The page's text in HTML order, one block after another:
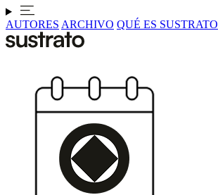
AUTORES ARCHIVO QUÉ ES SUSTRATO